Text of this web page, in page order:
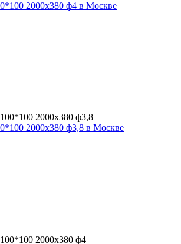
2000х380 ф4 в Москве
2000х380 ф3,8 в Москве